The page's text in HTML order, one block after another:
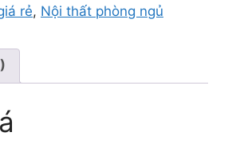
₫.là:
rẻ, Nội thất phòng ngủ